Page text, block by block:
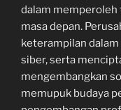
dalam memperoleh
masa depan.
keterampilan dalam
siber, serta
mengembangkan
memupuk budaya